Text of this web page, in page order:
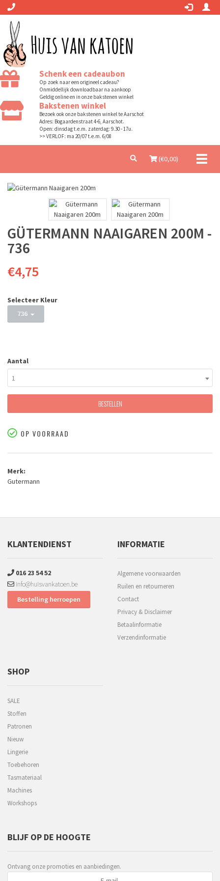
Schenk een cadeaubon
Op zoek naar een origineel cadeau?
Onmiddellijk downloadbaar na aankoop
Geldig online en in onze bakstenen winkel
Bakstenen winkel
Bezoek ook onze bakstenen winkel te Aarschot
Adres: Bogaardenstraat 4-6, Aarschot.
Open: dinsdag t.e.m. zaterdag: 9.30 - 17u.
>> VERLOF: ma 20/07 t.e.m. 6/08
(€0,00)
GÜTERMANN NAAIGAREN 200M -
736
€4,75
Selecteer Kleur
736
Aantal
1
BESTELLEN
OP VOORRAAD
Merk:
Gutermann
KLANTENDIENST
016 23 54 52
info@huisvankatoen.be
Bestelling herroepen
INFORMATIE
Algemene voorwaarden
Ruilen en retourneren
Contact
Privacy & Disclaimer
Betaalinformatie
Verzendinformatie
SHOP
SALE
Stoffen
Patronen
Nieuw
Lingerie
Toebehoren
Tasmateriaal
Machines
Workshops
BLIJF OP DE HOOGTE
Ontvang onze promoties en aanbiedingen.